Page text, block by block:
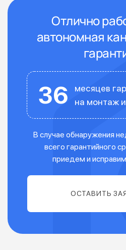
Отлично
автономная
36
месяцев
на монтаж
В случае обнаружения
всего гарантийного
приедем и
ОСТАВИТЬ